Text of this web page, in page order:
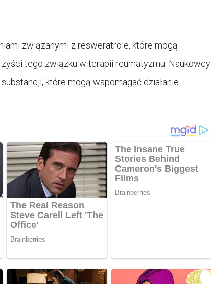
związanymi z resweratrole, które mogą
tego związku w terapii reumatyzmu. Naukowcy
które mogą wspomagać działanie